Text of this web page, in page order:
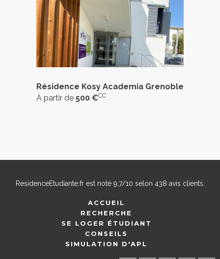
Résidence Kosy Academia Grenoble
À partir de 500 €CC
ResidenceEtudiante.frest noté 9,7/10 selon 438 avis clients.
ACCUEIL
RECHERCHE
SE LOGER ÉTUDIANT
CONSEILS
SIMULATION D'APL